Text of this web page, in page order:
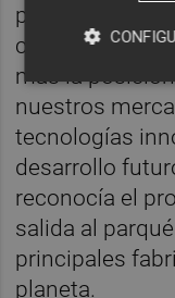
paso lógico en
crecimiento, ya
más la
nuestros
tecnologías
desarrollo
reconocía el
salida al
principales
planeta.